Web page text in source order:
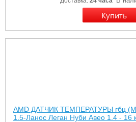
AMD ДАТЧИК ТЕМПЕРАТУРЫ гбц
1.5-Ланос Леган Нуби Авео 1.4 - 16